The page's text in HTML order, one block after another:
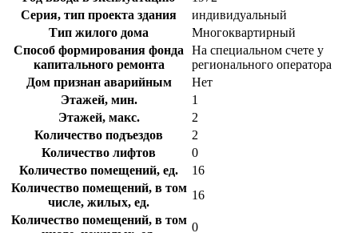
Серия, тип проекта здания
индивидуальный
Тип жилого дома
Многоквартирный
Способ формирования фонда
капитального ремонта
На специальном счете у
регионального оператора
Дом признан аварийным
Нет
Этажей, мин.
1
Этажей, макс.
2
Количество подъездов
2
Количество лифтов
0
Количество помещений, ед.
16
Количество помещений, в том
числе, жилых, ед.
16
Количество помещений, в том
0